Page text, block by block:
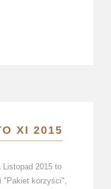
XI 2015
Listopad 2015 to
"Pakiet korzyści",